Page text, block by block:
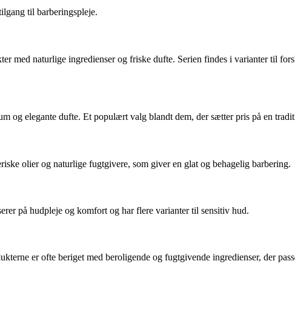
til barberingspleje.
med naturlige ingredienser og friske dufte. Serien findes i varianter til
og elegante dufte. Et populært valg blandt dem, der sætter pris på en
olier og naturlige fugtgivere, som giver en glat og behagelig barbering.
på hudpleje og komfort og har flere varianter til sensitiv hud.
er ofte beriget med beroligende og fugtgivende ingredienser, der